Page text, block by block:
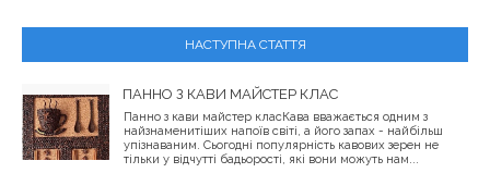
НАСТУПНА СТАТТЯ
ПАННО З КАВИ МАЙСТЕР КЛАС
Панно з кави майстер класКава вважається одним з
найзнаменитіших напоїв світі, а його запах - найбільш
упізнаваним. Сьогодні популярність кавових зерен не
тільки у відчутті бадьорості, які вони можуть нам...